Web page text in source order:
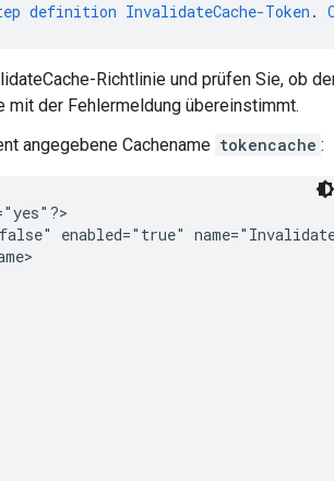
definition InvalidateCache-Token .
Richtlinie und prüfen Sie, ob
mit der Fehlermeldung übereinstimmt.
angegebene Cachename tokencache :
enabled="true"